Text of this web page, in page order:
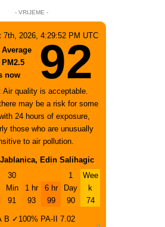
- VRIJEME -
7th, 2026, 4:29:52 PM UTC
now
92
Air quality is acceptable.
may be a risk for some
24 hours of exposure,
those who are unusually
to air pollution.
Edin Salihagic
30
Min
91
1 hr
93
6 hr
99
1
Day
90
Wee
k
74
B ✓100% PA-II
7.02